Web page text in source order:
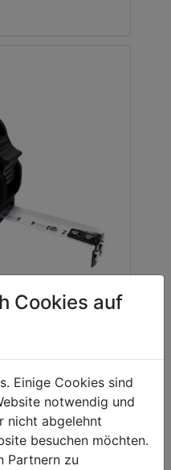
5m
Cookies auf
Einige Cookies sind
notwendig und
nicht abgelehnt
besuchen möchten.
Partnern zu